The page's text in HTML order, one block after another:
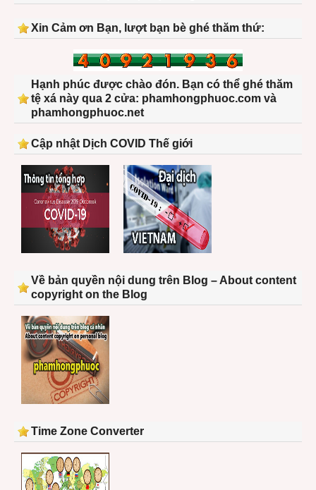
Xin Cảm ơn Bạn, lượt bạn bè ghé thăm thứ:
Hạnh phúc được chào đón. Bạn có thể ghé thăm
tệ xá này qua 2 cửa: phamhongphuoc.com và
phamhongphuoc.net
Cập nhật Dịch COVID Thế giới
Về bản quyền nội dung trên Blog – About content
copyright on the Blog
Time Zone Converter